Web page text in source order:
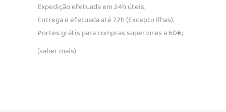
Expedição efetuada em 24h úteis;
Entrega é efetuada até 72h (Excepto Ilhas).
Portes grátis para compras superiores a 60€;
(saber mais)